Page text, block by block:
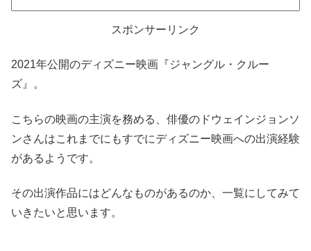
スポンサーリンク
2021年公開のディズニー映画『ジャングル・クルー
ズ』。
こちらの映画の主演を務める、俳優のドウェインジョンソ
ンさんはこれまでにもすでにディズニー映画への出演経験
があるようです。
その出演作品にはどんなものがあるのか、一覧にしてみて
いきたいと思います。